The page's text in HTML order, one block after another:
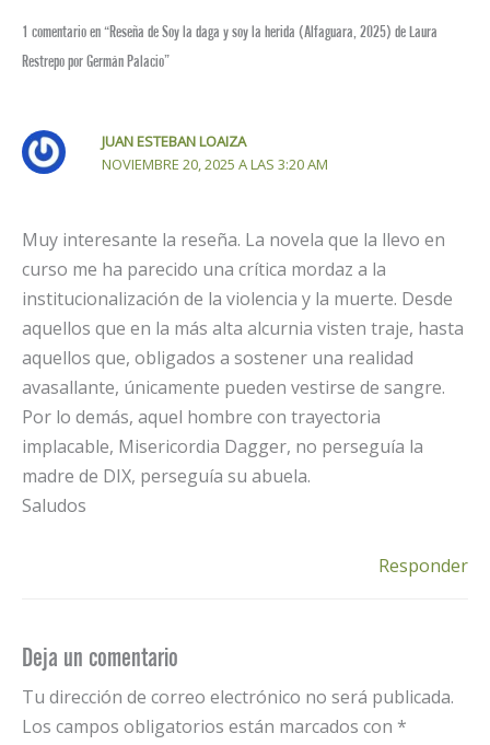
1 comentario en “Reseña de Soy la daga y soy la herida (Alfaguara, 2025) de Laura
Restrepo por Germán Palacio​”
JUAN ESTEBAN LOAIZA
NOVIEMBRE 20, 2025 A LAS 3:20 AM
Muy interesante la reseña. La novela que la llevo en
curso me ha parecido una crítica mordaz a la
institucionalización de la violencia y la muerte. Desde
aquellos que en la más alta alcurnia visten traje, hasta
aquellos que, obligados a sostener una realidad
avasallante, únicamente pueden vestirse de sangre.
Por lo demás, aquel hombre con trayectoria
implacable, Misericordia Dagger, no perseguía la
madre de DIX, perseguía su abuela.
Saludos
Responder
Deja un comentario
Tu dirección de correo electrónico no será publicada.
Los campos obligatorios están marcados con *